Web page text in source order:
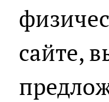
сайте,